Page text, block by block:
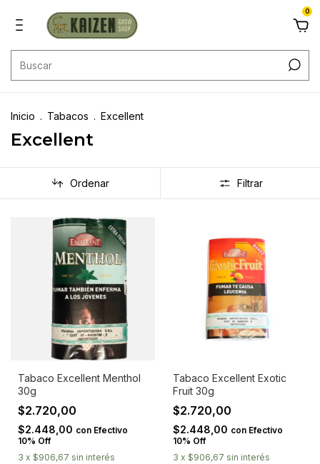
0
Inicio . Tabacos . Excellent
Excellent
Ordenar Filtrar
Tabaco Excellent Menthol
30g
$2.720,00
$2.448,00 con Efectivo
10% Off
3 x $906,67 sin interés
Tabaco Excellent Exotic
Fruit 30g
$2.720,00
$2.448,00 con Efectivo
10% Off
3 x $906,67 sin interés